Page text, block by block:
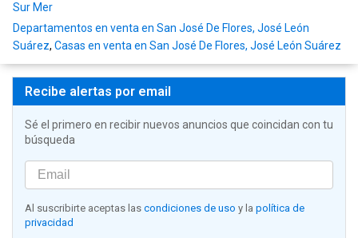
Sur Mer
Departamentos en venta en San José De Flores, José León
Suárez, Casas en venta en San José De Flores, José León Suárez
Recibe alertas por email
Sé el primero en recibir nuevos anuncios que coincidan con tu
búsqueda
Al suscribirte aceptas las condiciones de uso y la política de
privacidad